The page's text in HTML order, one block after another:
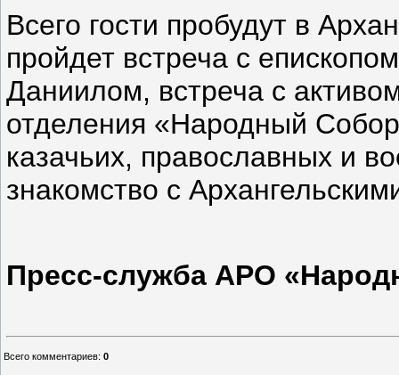
Всего гости пробудут в
пройдет встреча с
Даниилом, встреча с
отделения «Народный
казачьих, православных и
знакомство с
Пресс-служба АРО
Всего комментариев: 0